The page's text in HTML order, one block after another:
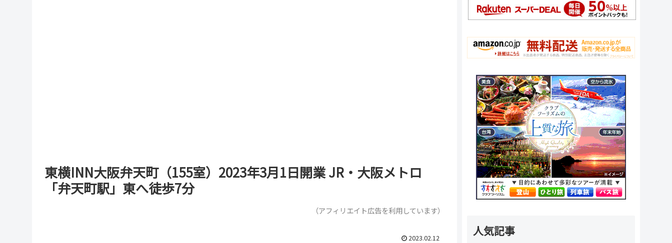
東横INN大阪弁天町（155室）2023年3月1日開業 JR・大阪メトロ
「弁天町駅」東へ徒歩7分
（アフィリエイト広告を利用しています）
2023.02.12 人気記事